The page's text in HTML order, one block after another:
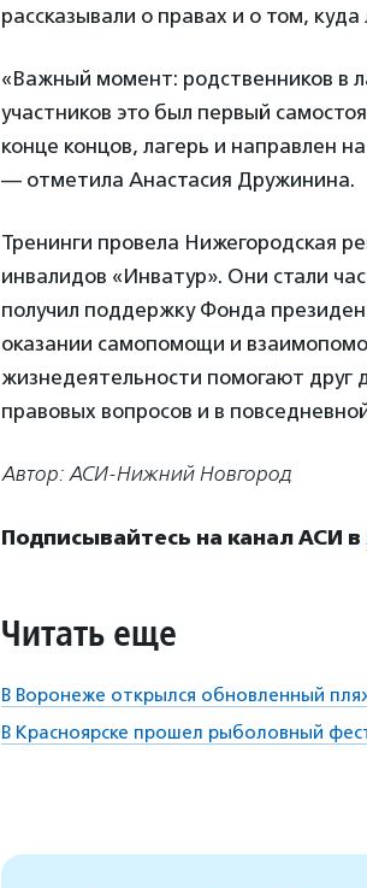
рассказывали о правах и о том,
«Важный момент: родственников в
участников это был первый
конце концов, лагерь и направлен
— отметила Анастасия Дружинина.
Тренинги провела Нижегородская
инвалидов «Инватур». Они стали
получил поддержку Фонда
оказании самопомощи и
жизнедеятельности помогают друг
правовых вопросов и в
Автор: АСИ-Нижний Новгород
Подписывайтесь на канал АСИ в
Читать еще
В Воронеже открылся обновленный
В Красноярске прошел рыболовный